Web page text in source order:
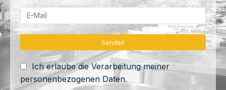
Ich erlaube die Verarbeitung meiner
personenbezogenen Daten.